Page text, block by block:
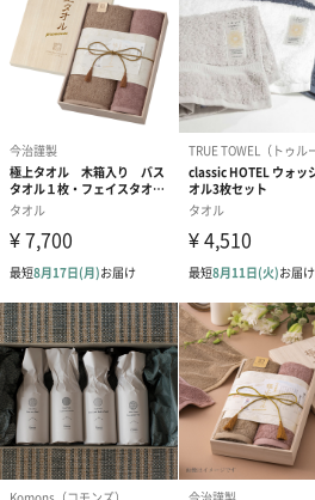
メッセージカード（通常・写真
誕生日や結婚祝い・出産祝いなど、
ードを同梱します。
メッセージカードや封筒のデザイン
す。
写真付きメッセージカ
ード（680円）
写真付きメ
ード（
ンク（680